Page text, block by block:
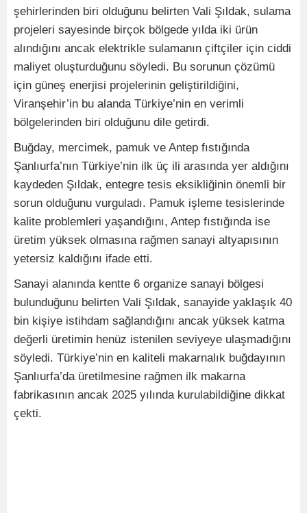
şehirlerinden biri olduğunu belirten Vali Şıldak, sulama
projeleri sayesinde birçok bölgede yılda iki ürün
alındığını ancak elektrikle sulamanın çiftçiler için ciddi
maliyet oluşturduğunu söyledi. Bu sorunun çözümü
için güneş enerjisi projelerinin geliştirildiğini,
Viranşehir’in bu alanda Türkiye’nin en verimli
bölgelerinden biri olduğunu dile getirdi.
Buğday, mercimek, pamuk ve Antep fıstığında
Şanlıurfa’nın Türkiye’nin ilk üç ili arasında yer aldığını
kaydeden Şıldak, entegre tesis eksikliğinin önemli bir
sorun olduğunu vurguladı. Pamuk işleme tesislerinde
kalite problemleri yaşandığını, Antep fıstığında ise
üretim yüksek olmasına rağmen sanayi altyapısının
yetersiz kaldığını ifade etti.
Sanayi alanında kentte 6 organize sanayi bölgesi
bulunduğunu belirten Vali Şıldak, sanayide yaklaşık 40
bin kişiye istihdam sağlandığını ancak yüksek katma
değerli üretimin henüz istenilen seviyeye ulaşmadığını
söyledi. Türkiye’nin en kaliteli makarnalık buğdayının
Şanlıurfa’da üretilmesine rağmen ilk makarna
fabrikasının ancak 2025 yılında kurulabildiğine dikkat
çekti.